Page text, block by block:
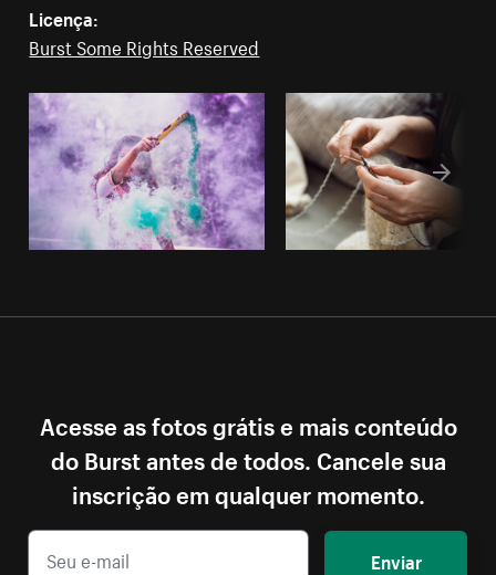
Licença:
Burst Some Rights Reserved
Acesse as fotos grátis e mais conteúdo
do Burst antes de todos. Cancele sua
inscrição em qualquer momento.
Enviar